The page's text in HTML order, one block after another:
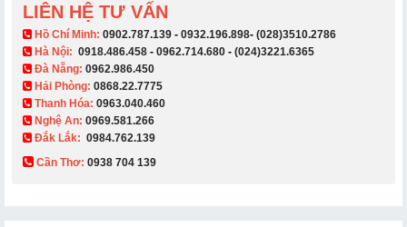
LIÊN HỆ TƯ VẤN
​ Hồ Chí Minh: 0902.787.139 - 0932.196.898- (028)3510.2786
Hà Nội: 0918.486.458 - 0962.714.680 - (024)3221.6365
Đà Nẵng: 0962.986.450
Hải Phòng: 0868.22.7775
Thanh Hóa: 0963.040.460
Nghệ An: 0969.581.266
Đắk Lắk: 0984.762.139
Cần Thơ: 0938 704 139​